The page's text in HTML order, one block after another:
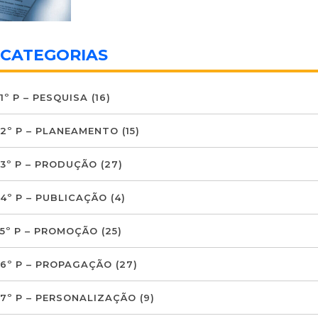
CATEGORIAS
1º P – PESQUISA (16)
2º P – PLANEAMENTO (15)
3º P – PRODUÇÃO (27)
4º P – PUBLICAÇÃO (4)
5º P – PROMOÇÃO (25)
6º P – PROPAGAÇÃO (27)
7º P – PERSONALIZAÇÃO (9)